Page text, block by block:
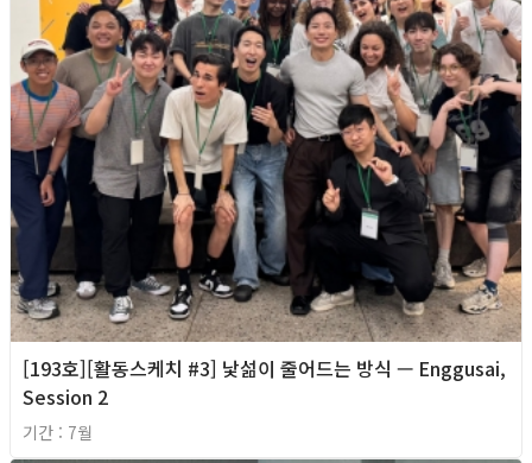
[193호][활동스케치 #3] 낯섦이 줄어드는 방식 — Enggusai,
Session 2
기간 : 7월